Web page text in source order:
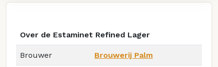
Over de Estaminet Refined Lager
Brouwer Brouwerij Palm